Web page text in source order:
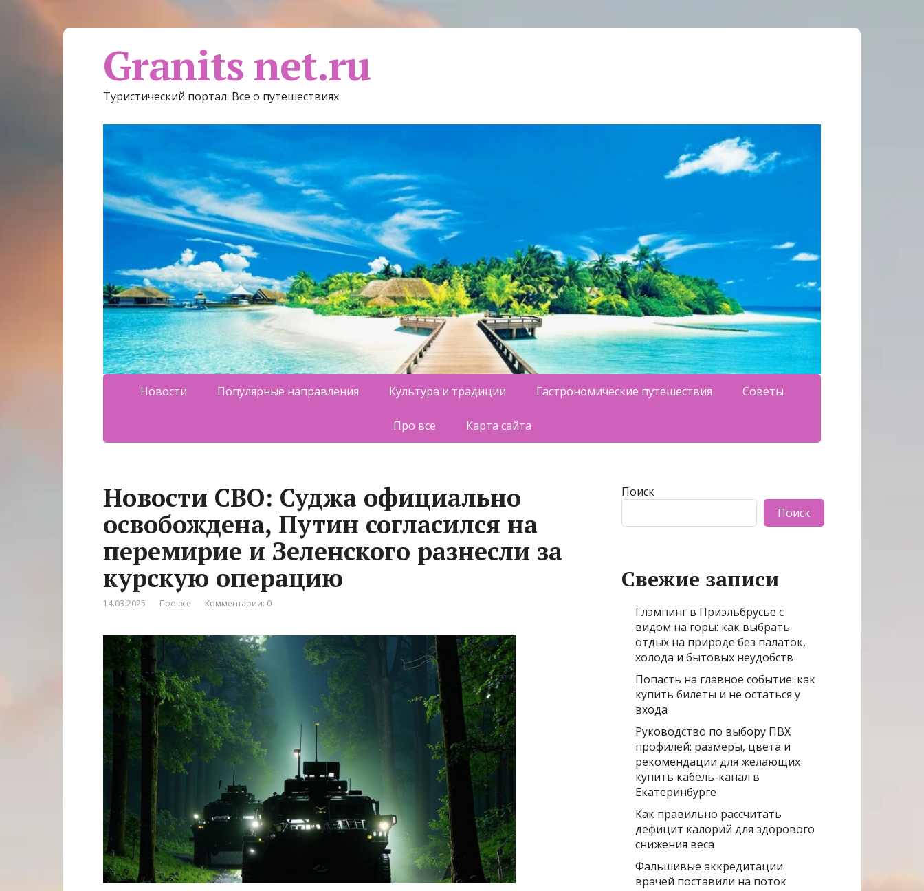
Granits net.ru
Туристический портал. Все о путешествиях
Новости Популярные направления Культура и традиции Гастрономические путешествия Советы
Про все Карта сайта
Новости СВО: Суджа официально
освобождена, Путин согласился на
перемирие и Зеленского разнесли за
курскую операцию
14.03.2025 Про все Комментарии: 0
Поиск
Поиск
Свежие записи
Глэмпинг в Приэльбрусье с
видом на горы: как выбрать
отдых на природе без палаток,
холода и бытовых неудобств
Попасть на главное событие: как
купить билеты и не остаться у
входа
Руководство по выбору ПВХ
профилей: размеры, цвета и
рекомендации для желающих
купить кабель-канал в
Екатеринбурге
Как правильно рассчитать
дефицит калорий для здорового
снижения веса
Фальшивые аккредитации
врачей поставили на поток